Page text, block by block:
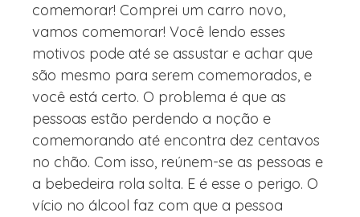
comemorar! Comprei um carro novo,
vamos comemorar! Você lendo esses
motivos pode até se assustar e achar que
são mesmo para serem comemorados, e
você está certo. O problema é que as
pessoas estão perdendo a noção e
comemorando até encontra dez centavos
no chão. Com isso, reúnem-se as pessoas e
a bebedeira rola solta. E é esse o perigo. O
vício no álcool faz com que a pessoa